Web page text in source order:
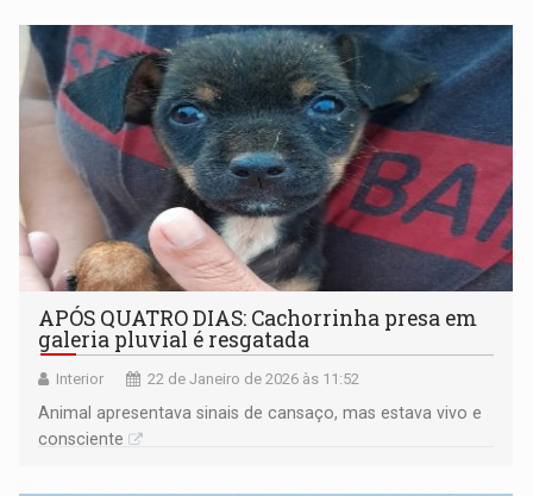
APÓS QUATRO DIAS: Cachorrinha presa em
galeria pluvial é resgatada
Interior 22 de Janeiro de 2026 às 11:52
Animal apresentava sinais de cansaço, mas estava vivo e
consciente